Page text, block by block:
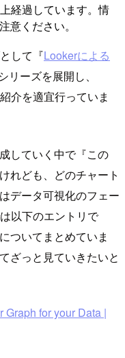
経過しています。情
意ください。
して『Lookerによる
リーズを展開し、
介を適宜行っていま
していく中で『この
れども、どのチャート
データ可視化のフェー
以下のエントリで
ついてまとめていま
ざっと見ていきたいと
Graph for your Data |